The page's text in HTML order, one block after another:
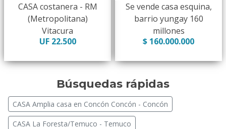
CASA costanera - RM
(Metropolitana)
Vitacura
UF 22.500
Se vende casa esquina,
barrio yungay 160
millones
$ 160.000.000
Búsquedas rápidas
CASA Amplia casa en Concón Concón - Concón
CASA La Foresta/Temuco - Temuco